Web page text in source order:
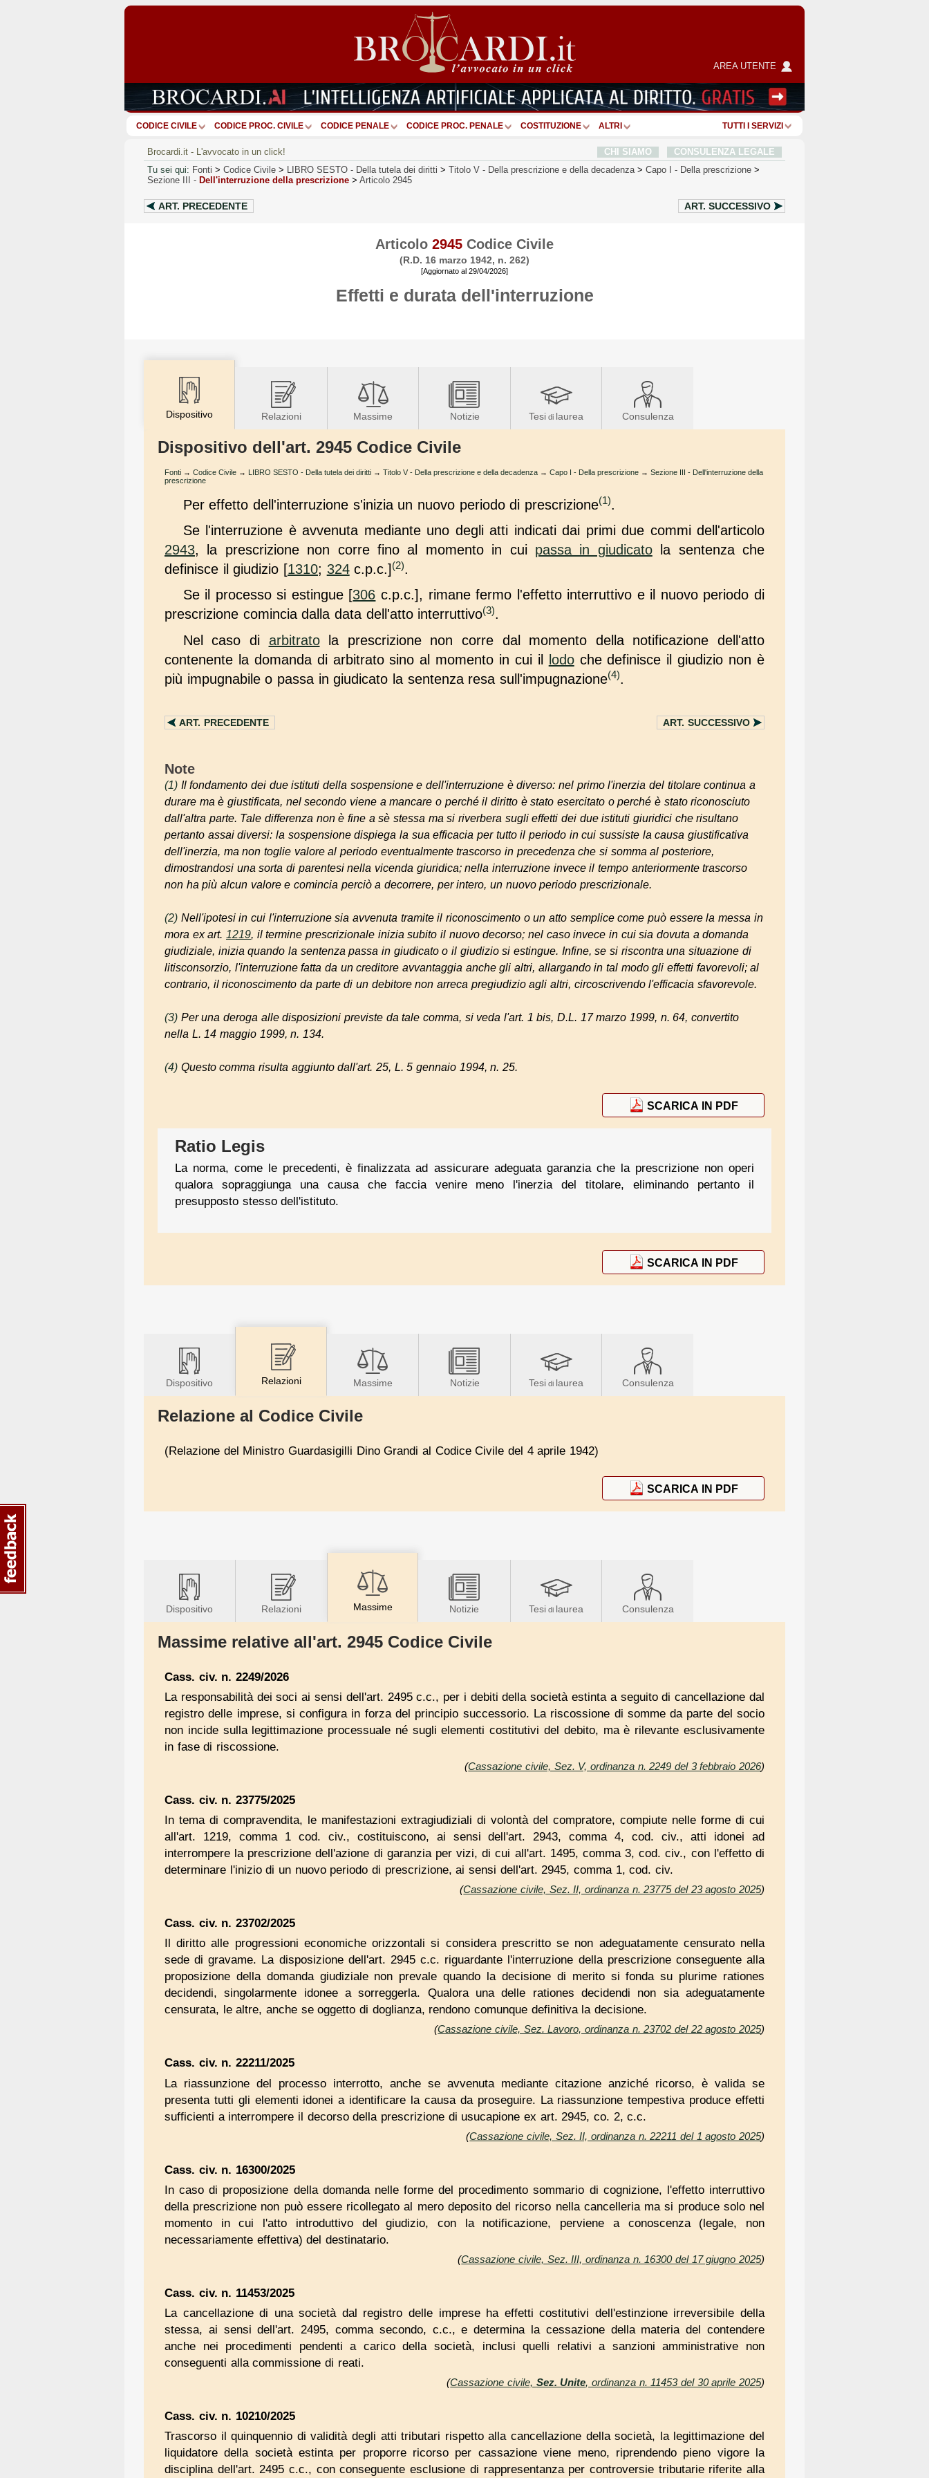
AREA UTENTE
CODICE CIVILE CODICE PROC. CIVILE CODICE PENALE CODICE PROC. PENALE COSTITUZIONE ALTRI TUTTI I SERVIZI
Brocardi.it - L'avvocato in un click! CHI SIAMO
CONSULENZA LEGALE
Tu sei qui: Fonti > Codice Civile > LIBRO SESTO - Della tutela dei diritti > Titolo V - Della prescrizione e della decadenza > Capo I - Della prescrizione >
Sezione III - Dell'interruzione della prescrizione > Articolo 2945
ART. PRECEDENTE ART. SUCCESSIVO
Articolo 2945 Codice Civile
(R.D. 16 marzo 1942, n. 262)
[Aggiornato al 29/04/2026]
Effetti e durata dell'interruzione
Dispositivo Relazioni Massime Notizie Tesi di laurea Consulenza
Dispositivo dell'art. 2945 Codice Civile
Fonti → Codice Civile → LIBRO SESTO - Della tutela dei diritti → Titolo V - Della prescrizione e della decadenza → Capo I - Della prescrizione → Sezione III - Dell'interruzione della
prescrizione
Per effetto dell'interruzione s'inizia un nuovo periodo di prescrizione(1).
Se l'interruzione è avvenuta mediante uno degli atti indicati dai primi due commi dell'articolo
2943, la prescrizione non corre fino al momento in cui passa in giudicatola sentenza che
definisce il giudizio [1310; 324c.p.c.] (2).
Se il processo si estingue [306 c.p.c.], rimane fermo l'effetto interruttivo e il nuovo periodo di
prescrizione comincia dalla data dell'atto interruttivo(3).
Nel caso di arbitratola prescrizione non corre dal momento della notificazione dell'atto
contenente la domanda di arbitrato sino al momento in cui il
lodoche definisce il giudizio non è
più impugnabile o passa in giudicato la sentenza resa sull'impugnazione(4).
ART. PRECEDENTE ART. SUCCESSIVO
Note
(1) Il fondamento dei due istituti della sospensione e dell'interruzione è diverso: nel primo l'inerzia del titolare continua a
durare ma è giustificata, nel secondo viene a mancare o perché il diritto è stato esercitato o perché è stato riconosciuto
dall'altra parte. Tale differenza non è fine a sè stessa ma si riverbera sugli effetti dei due istituti giuridici che risultano
pertanto assai diversi: la sospensione dispiega la sua efficacia per tutto il periodo in cui sussiste la causa giustificativa
dell'inerzia, ma non toglie valore al periodo eventualmente trascorso in precedenza che si somma al posteriore,
dimostrandosi una sorta di parentesi nella vicenda giuridica; nella interruzione invece il tempo anteriormente trascorso
non ha più alcun valore e comincia perciò a decorrere, per intero, un nuovo periodo prescrizionale.
(2) Nell'ipotesi in cui l'interruzione sia avvenuta tramite il riconoscimento o un atto semplice come può essere la messa in
mora exart. 1219, il termine prescrizionale inizia subito il nuovo decorso; nel caso invece in cui sia dovuta a domanda
giudiziale, inizia quando la sentenza passa in giudicato o il giudizio si estingue. Infine, se si riscontra una situazione di
litisconsorzio, l'interruzione fatta da un creditore avvantaggia anche gli altri, allargando in tal modo gli effetti favorevoli; al
contrario, il riconoscimento da parte di un debitore non arreca pregiudizio agli altri, circoscrivendo l'efficacia sfavorevole.
(3) Per una deroga alle disposizioni previste da tale comma, si veda l'art. 1 bis, D.L. 17 marzo 1999, n. 64, convertito
nella L. 14 maggio 1999, n. 134.
(4) Questo comma risulta aggiunto dall'art. 25, L. 5 gennaio 1994, n. 25.
SCARICA IN PDF
Ratio Legis
La norma, come le precedenti, è finalizzata ad assicurare adeguata garanzia che la prescrizione non operi
qualora sopraggiunga una causa che faccia venire meno l'inerzia del titolare, eliminando pertanto il
presupposto stesso dell'istituto.
SCARICA IN PDF
Dispositivo Relazioni Massime Notizie Tesi di laurea Consulenza
Relazione al Codice Civile
(Relazione del Ministro Guardasigilli Dino Grandi al Codice Civile del 4 aprile 1942)
SCARICA IN PDF
Dispositivo Relazioni Massime Notizie Tesi di laurea Consulenza
Massime relative all'art. 2945 Codice Civile
Cass. civ. n. 2249/2026
La responsabilità dei soci ai sensi dell'art. 2495 c.c., per i debiti della società estinta a seguito di cancellazione dal
registro delle imprese, si configura in forza del principio successorio. La riscossione di somme da parte del socio
non incide sulla legittimazione processuale né sugli elementi costitutivi del debito, ma è rilevante esclusivamente
in fase di riscossione.
(Cassazione civile, Sez. V, ordinanza n. 2249 del 3 febbraio 2026)
Cass. civ. n. 23775/2025
In tema di compravendita, le manifestazioni extragiudiziali di volontà del compratore, compiute nelle forme di cui
all'art. 1219, comma 1 cod. civ., costituiscono, ai sensi dell'art. 2943, comma 4, cod. civ., atti idonei ad
interrompere la prescrizione dell'azione di garanzia per vizi, di cui all'art. 1495, comma 3, cod. civ., con l'effetto di
determinare l'inizio di un nuovo periodo di prescrizione, ai sensi dell'art. 2945, comma 1, cod. civ.
(Cassazione civile, Sez. II, ordinanza n. 23775 del 23 agosto 2025)
Cass. civ. n. 23702/2025
Il diritto alle progressioni economiche orizzontali si considera prescritto se non adeguatamente censurato nella
sede di gravame. La disposizione dell'art. 2945 c.c. riguardante l'interruzione della prescrizione conseguente alla
proposizione della domanda giudiziale non prevale quando la decisione di merito si fonda su plurime rationes
decidendi, singolarmente idonee a sorreggerla. Qualora una delle rationes decidendi non sia adeguatamente
censurata, le altre, anche se oggetto di doglianza, rendono comunque definitiva la decisione.
(Cassazione civile, Sez. Lavoro, ordinanza n. 23702 del 22 agosto 2025)
Cass. civ. n. 22211/2025
La riassunzione del processo interrotto, anche se avvenuta mediante citazione anziché ricorso, è valida se
presenta tutti gli elementi idonei a identificare la causa da proseguire. La riassunzione tempestiva produce effetti
sufficienti a interrompere il decorso della prescrizione di usucapione ex art. 2945, co. 2, c.c.
(Cassazione civile, Sez. II, ordinanza n. 22211 del 1 agosto 2025)
Cass. civ. n. 16300/2025
In caso di proposizione della domanda nelle forme del procedimento sommario di cognizione, l'effetto interruttivo
della prescrizione non può essere ricollegato al mero deposito del ricorso nella cancelleria ma si produce solo nel
momento in cui l'atto introduttivo del giudizio, con la notificazione, perviene a conoscenza (legale, non
necessariamente effettiva) del destinatario.
(Cassazione civile, Sez. III, ordinanza n. 16300 del 17 giugno 2025)
Cass. civ. n. 11453/2025
La cancellazione di una società dal registro delle imprese ha effetti costitutivi dell'estinzione irreversibile della
stessa, ai sensi dell'art. 2495, comma secondo, c.c., e determina la cessazione della materia del contendere
anche nei procedimenti pendenti a carico della società, inclusi quelli relativi a sanzioni amministrative non
conseguenti alla commissione di reati.
(Cassazione civile, Sez. Unite, ordinanza n. 11453 del 30 aprile 2025)
Cass. civ. n. 10210/2025
Trascorso il quinquennio di validità degli atti tributari rispetto alla cancellazione della società, la legittimazione del
liquidatore della società estinta per proporre ricorso per cassazione viene meno, riprendendo pieno vigore la
disciplina dell'art. 2495 c.c., con conseguente esclusione di rappresentanza per controversie tributarie riferite alla